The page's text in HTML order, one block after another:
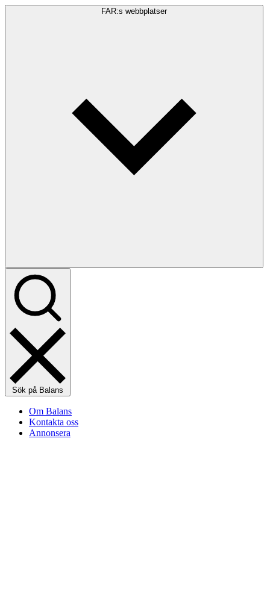
FAR:s webbplatser
Sök på Balans
Om Balans
Kontakta oss
Annonsera